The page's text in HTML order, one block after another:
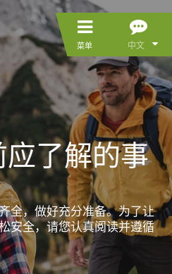
菜单 中文
了解的事
全，做好充分准备。为了让
安全，请您认真阅读并遵循